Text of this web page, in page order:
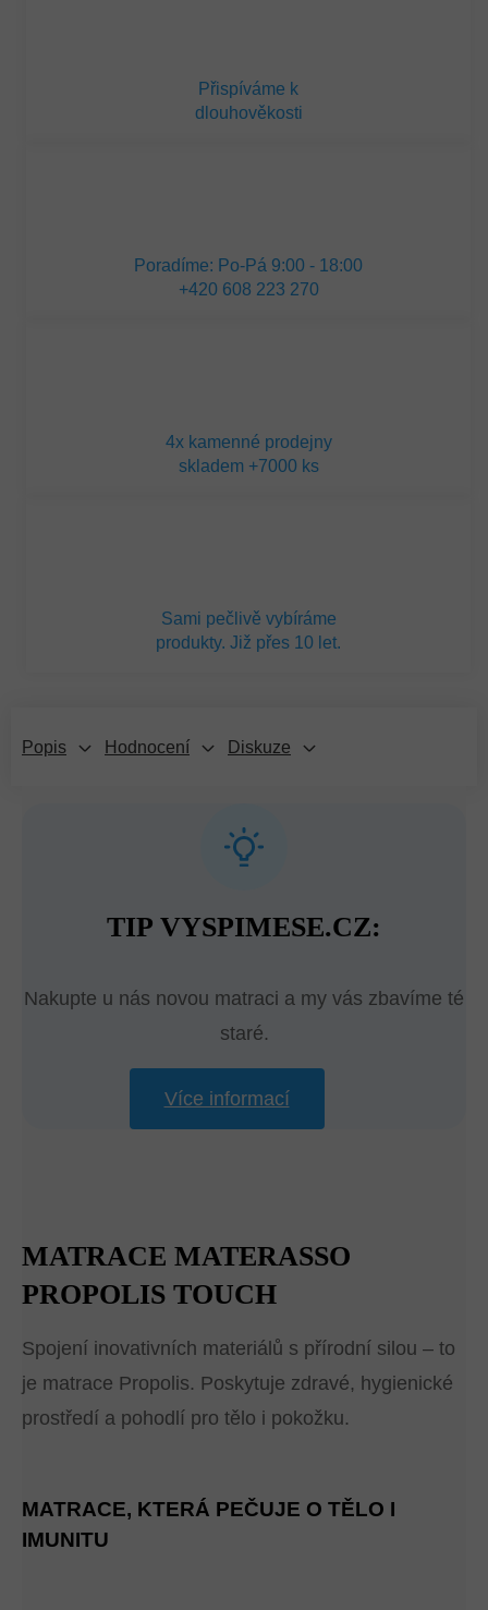
Přispíváme k
dlouhověkosti
Poradíme: Po-Pá 9:00 - 18:00
+420 608 223 270
4x kamenné prodejny
skladem +7000 ks
Sami pečlivě vybíráme
produkty. Již přes 10 let.
Popis Hodnocení Diskuze
TIP VYSPIMESE.CZ:
Nakupte u nás novou matraci a my vás zbavíme té
staré.
Více informací
MATRACE MATERASSO
PROPOLIS TOUCH
Spojení inovativních materiálů s přírodní silou – to
je matrace Propolis. Poskytuje zdravé, hygienické
prostředí a pohodlí pro tělo i pokožku.
MATRACE, KTERÁ PEČUJE O TĚLO I
IMUNITU